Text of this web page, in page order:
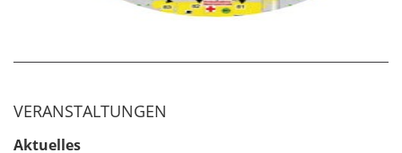
VERANSTALTUNGEN
Aktuelles